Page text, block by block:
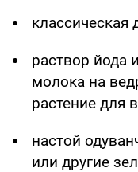
классическая
раствор йода
молока на
растение для
настой
или другие